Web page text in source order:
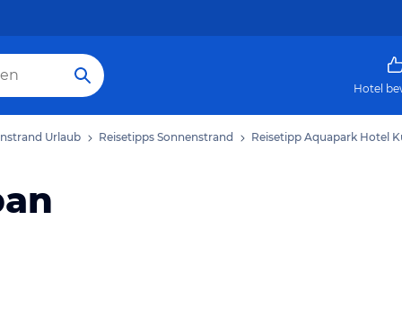
Hotel
Urlaub Reisetipps Sonnenstrand Reisetipp Aquapark Hotel